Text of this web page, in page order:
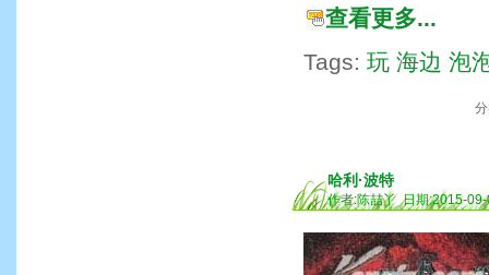
查看更多...
Tags: 玩 海边 泡
哈利·波特
作者:陈喆丫 日期:2015-